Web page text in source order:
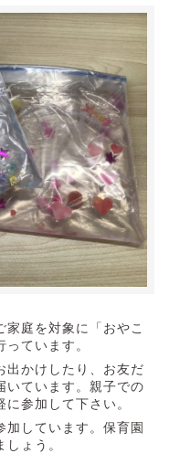
庭を対象に「おやこ
ています。
出かけしたり、お友だ
いています。親子での
参加して下さい。
加しています。保育園
ょう。